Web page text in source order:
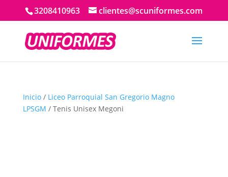
3208410963 clientes@scuniformes.com
Inicio/ Liceo Parroquial San Gregorio Magno
LPSGM / Tenis Unisex Megoni